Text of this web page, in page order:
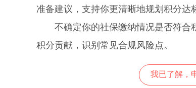
准备建议，支持你更清晰地规划积分达
不确定你的社保缴纳情况是否符合
积分贡献，识别常见合规风险点。
我已了解，